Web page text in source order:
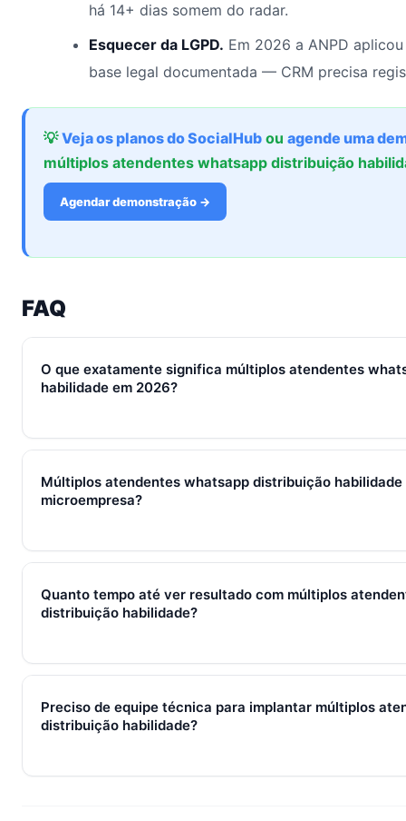
há 14+ dias somem do radar.
Esquecer da LGPD. Em 2026 a ANPD
base legal documentada — CRM precisa
💡Veja os planos do SocialHub ou agende uma
múltiplos atendentes whatsapp distribuição
Agendar demonstração →
FAQ
O que exatamente significa múltiplos atendentes
habilidade em 2026?
Em 2026, múltiplos atendentes whatsapp distribuição
fechamento e pós-venda em um fluxo único. Em PMEs
WhatsApp + CRM + IA — três pilares que se reforçam.
Múltiplos atendentes whatsapp distribuição
microempresa?
Sim — e quanto antes melhor. Implantar múltiplos
começa em R$ 197/mês com 7 dias grátis sem cartão.
Quanto tempo até ver resultado com múltiplos
distribuição habilidade?
Métricas de processo (tempo de resposta, follow-up)
Preciso de equipe técnica para implantar múltiplos
distribuição habilidade?